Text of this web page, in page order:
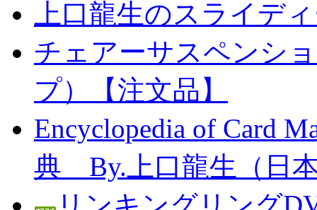
上口龍生のスライデ
チェアーサスペンシ
プ）【注文品】
Encyclopedia of Card
典 By.上口龍生（日